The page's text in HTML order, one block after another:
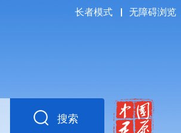
长者模式 无障碍浏览
搜索